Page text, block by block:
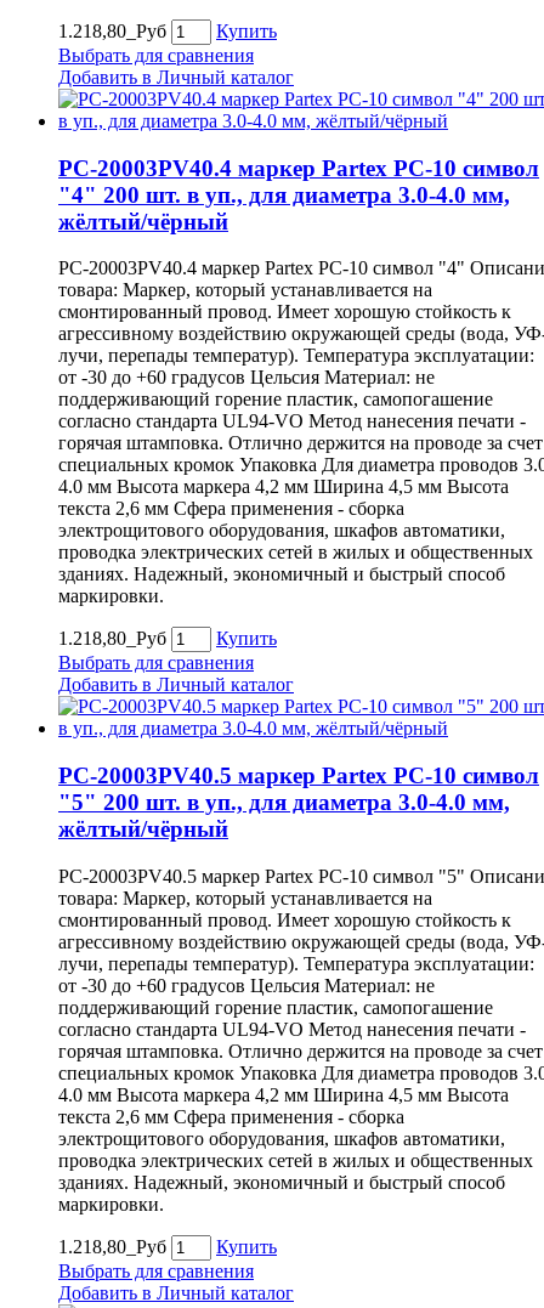
1.218,80_Руб
Купить
Выбрать для сравнения
Добавить в Личный каталог
PC-20003PV40.4 маркер Partex PC-10 символ
"4" 200 шт. в уп., для диаметра 3.0-4.0 мм,
жёлтый/чёрный
PC-20003PV40.4 маркер Partex PC-10 символ "4"
товара: Маркер, который устанавливается на
смонтированный провод. Имеет хорошую стойкость к
агрессивному воздействию окружающей среды (вода,
лучи, перепады температур). Температура эксплуатации:
от -30 до +60 градусов Цельсия Материал: не
поддерживающий горение пластик, самопогашение
согласно стандарта UL94-VO Метод нанесения печати -
горячая штамповка. Отлично держится на проводе за счет
специальных кромок Упаковка Для диаметра проводов
4.0 мм Высота маркера 4,2 мм Ширина 4,5 мм Высота
текста 2,6 мм Сфера применения - сборка
электрощитового оборудования, шкафов автоматики,
проводка электрических сетей в жилых и общественных
зданиях. Надежный, экономичный и быстрый способ
маркировки.
1.218,80_Руб
Купить
Выбрать для сравнения
Добавить в Личный каталог
PC-20003PV40.5 маркер Partex PC-10 символ
"5" 200 шт. в уп., для диаметра 3.0-4.0 мм,
жёлтый/чёрный
PC-20003PV40.5 маркер Partex PC-10 символ "5"
товара: Маркер, который устанавливается на
смонтированный провод. Имеет хорошую стойкость к
агрессивному воздействию окружающей среды (вода,
лучи, перепады температур). Температура эксплуатации:
от -30 до +60 градусов Цельсия Материал: не
поддерживающий горение пластик, самопогашение
согласно стандарта UL94-VO Метод нанесения печати -
горячая штамповка. Отлично держится на проводе за счет
специальных кромок Упаковка Для диаметра проводов
4.0 мм Высота маркера 4,2 мм Ширина 4,5 мм Высота
текста 2,6 мм Сфера применения - сборка
электрощитового оборудования, шкафов автоматики,
проводка электрических сетей в жилых и общественных
зданиях. Надежный, экономичный и быстрый способ
маркировки.
1.218,80_Руб
Купить
Выбрать для сравнения
Добавить в Личный каталог